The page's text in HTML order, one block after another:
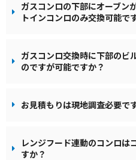
ガスコンロの下部にオーブン
トインコンロのみ交換可能で
ガスコンロ交換時に下部のビ
のですが可能ですか？
お見積もりは現地調査必要で
レンジフード連動のコンロは
すか？